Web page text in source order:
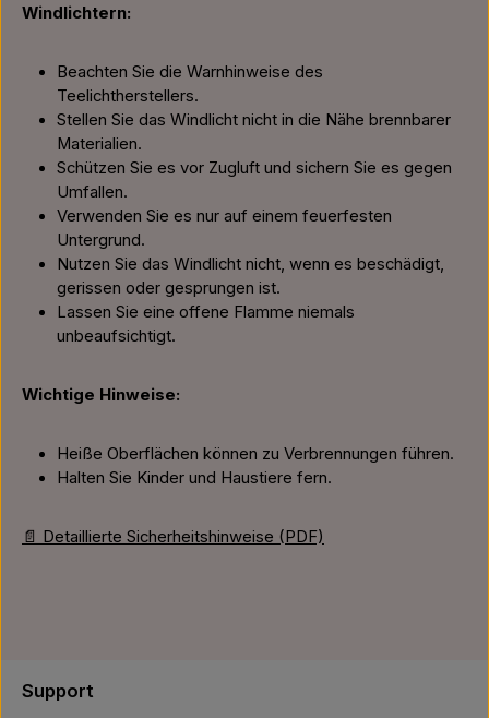
Windlichtern:
Beachten Sie die Warnhinweise des
Teelichtherstellers.
Stellen Sie das Windlicht nicht in die Nähe brennbarer
Materialien.
Schützen Sie es vor Zugluft und sichern Sie es gegen
Umfallen.
Verwenden Sie es nur auf einem feuerfesten
Untergrund.
Nutzen Sie das Windlicht nicht, wenn es beschädigt,
gerissen oder gesprungen ist.
Lassen Sie eine offene Flamme niemals
unbeaufsichtigt.
Wichtige Hinweise:
Heiße Oberflächen können zu Verbrennungen führen.
Halten Sie Kinder und Haustiere fern.
📄 Detaillierte Sicherheitshinweise (PDF)
Support